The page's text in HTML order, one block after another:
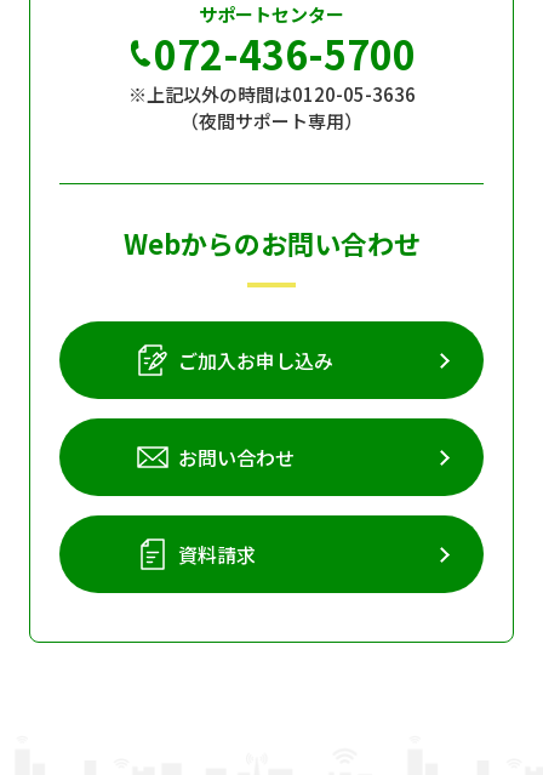
サポートセンター
072-436-5700
※上記以外の時間は0120-05-3636
（夜間サポート専用）
Webからのお問い合わせ
ご加入お申し込み
お問い合わせ
資料請求